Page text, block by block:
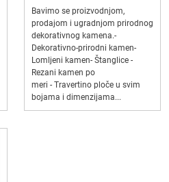
Bavimo se proizvodnjom,
prodajom i ugradnjom prirodnog
dekorativnog kamena.-
Dekorativno-prirodni kamen-
Lomljeni kamen- Štanglice -
Rezani kamen po
meri - Travertino ploče u svim
bojama i dimenzijama...